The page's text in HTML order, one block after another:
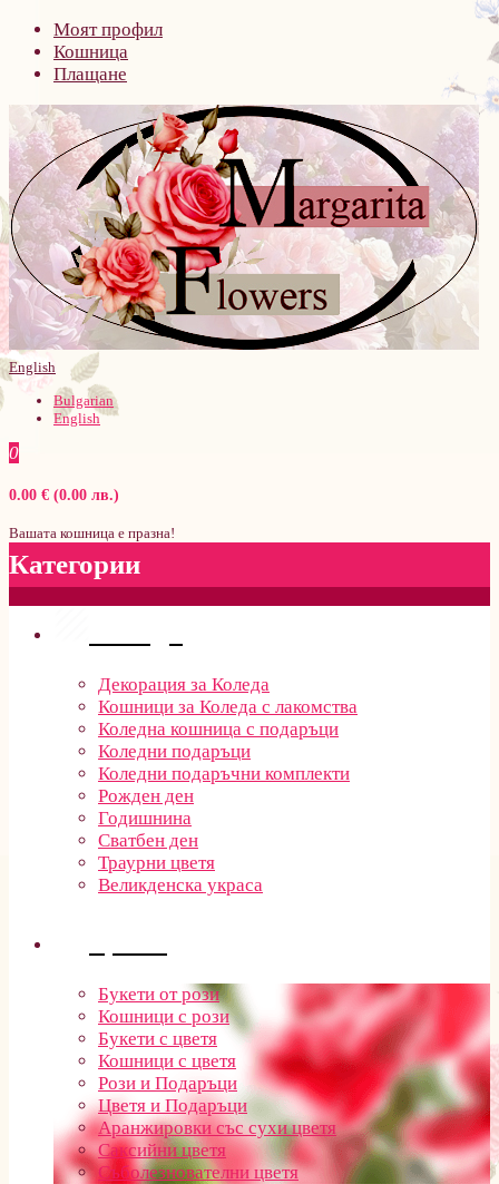
Моят профил
Кошница
Плащане
English
Bulgarian
English
0
0.00 € (0.00 лв.)
Вашата кошница е празна!
Категории
Декорация за Коледа
Кошници за Коледа с лакомства
Коледна кошница с подаръци
Коледни подаръци
Коледни подаръчни комплекти
Рожден ден
Годишнина
Сватбен ден
Траурни цветя
Великденска украса
Букети от рози
Кошници с рози
Букети с цветя
Кошници с цветя
Рози и Подаръци
Цветя и Подаръци
Аранжировки със сухи цветя
Саксийни цветя
Съболезнователни цветя